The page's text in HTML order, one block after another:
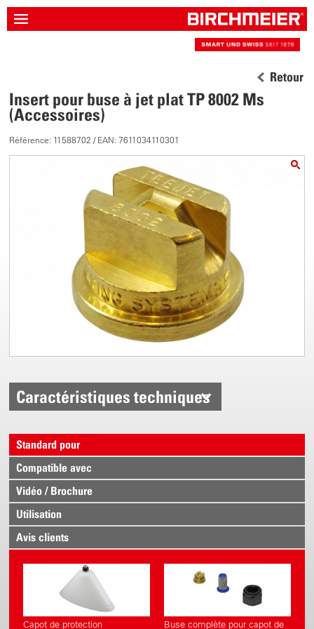
Retour
Insert pour buse à jet plat TP 8002 Ms
(Accessoires)
Référence: 11588702 / EAN: 7611034110301
Caractéristiques techniques
Standard pour
Compatible avec
Vidéo / Brochure
Utilisation
Avis clients
Capot de protection Buse complète pour capot de